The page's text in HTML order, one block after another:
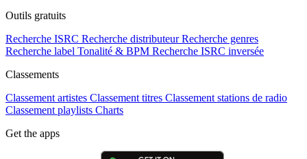
Outils gratuits
Recherche ISRC Recherche distributeur Recherche genres
Recherche label Tonalité & BPM Recherche ISRC inversée
Classements
Classement artistes Classement titres Classement stations de radio
Classement playlists Charts
Get the apps